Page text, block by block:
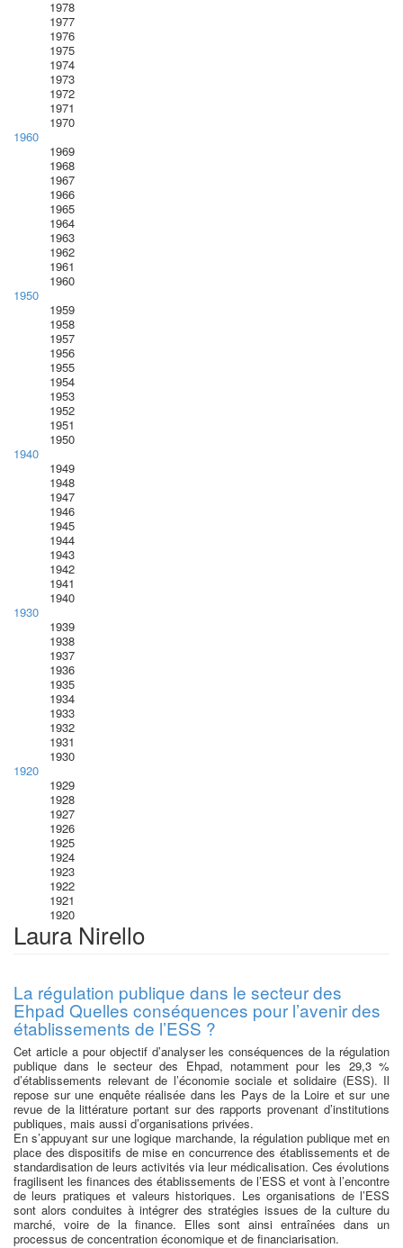
1978
1977
1976
1975
1974
1973
1972
1971
1970
1960
1969
1968
1967
1966
1965
1964
1963
1962
1961
1960
1950
1959
1958
1957
1956
1955
1954
1953
1952
1951
1950
1940
1949
1948
1947
1946
1945
1944
1943
1942
1941
1940
1930
1939
1938
1937
1936
1935
1934
1933
1932
1931
1930
1920
1929
1928
1927
1926
1925
1924
1923
1922
1921
1920
Laura Nirello
La régulation publique dans le secteur des
Ehpad Quelles conséquences pour l’avenir des
établissements de l’ESS ?
Cet article a pour objectif d’analyser les conséquences de la régulation
publique dans le secteur des Ehpad, notamment pour les 29,3 %
d’établissements relevant de l’économie sociale et solidaire (ESS). Il
repose sur une enquête réalisée dans les Pays de la Loire et sur une
revue de la littérature portant sur des rapports provenant d’institutions
publiques, mais aussi d’organisations privées.
En s’appuyant sur une logique marchande, la régulation publique met en
place des dispositifs de mise en concurrence des établissements et de
standardisation de leurs activités via leur médicalisation. Ces évolutions
fragilisent les finances des établissements de l’ESS et vont à l’encontre
de leurs pratiques et valeurs historiques. Les organisations de l’ESS
sont alors conduites à intégrer des stratégies issues de la culture du
marché, voire de la finance. Elles sont ainsi entraînées dans un
processus de concentration économique et de financiarisation.